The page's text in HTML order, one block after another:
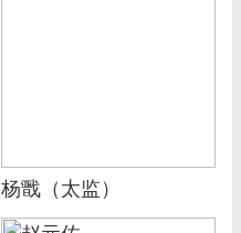
杨戬（太监）